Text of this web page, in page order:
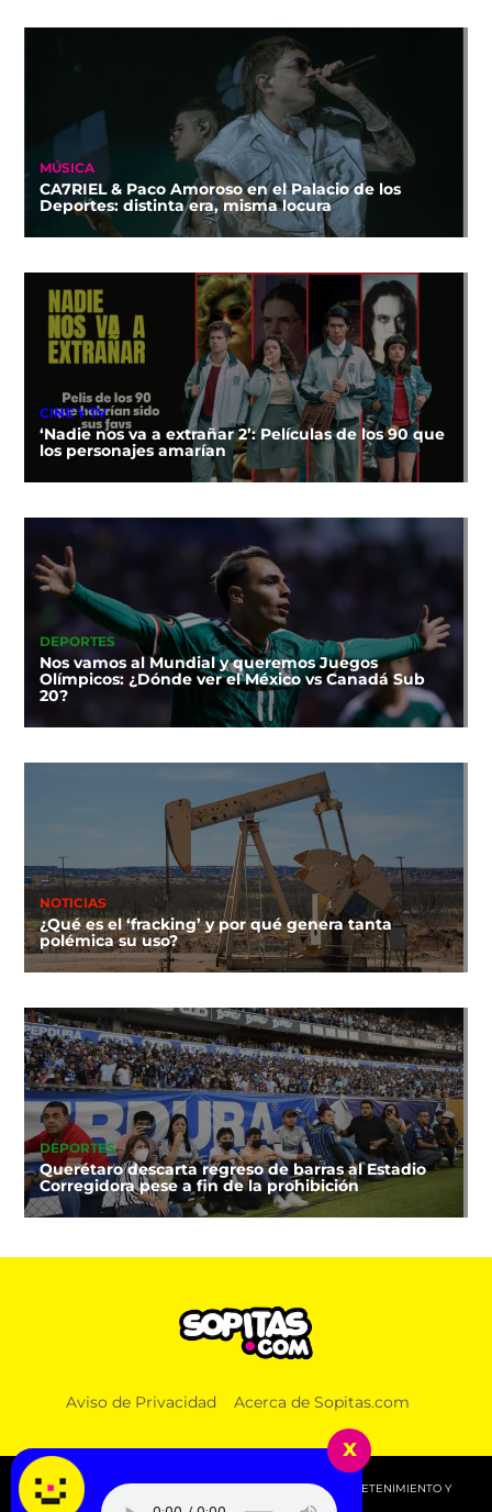
MÚSICA
CA7RIEL & Paco Amoroso en el Palacio de los
Deportes: distinta era, misma locura
CINE Y TV
‘Nadie nos va a extrañar 2’: Películas de los 90 que
los personajes amarían
DEPORTES
Nos vamos al Mundial y queremos Juegos
Olímpicos: ¿Dónde ver el México vs Canadá Sub
20?
NOTICIAS
¿Qué es el ‘fracking’ y por qué genera tanta
polémica su uso?
DEPORTES
Querétaro descarta regreso de barras al Estadio
Corregidora pese a fin de la prohibición
Aviso de Privacidad Acerca de Sopitas.com
© 2026 SOPITAS.COM - MÚSICA, NOTICIAS, DEPORTES, ENTRETENIMIENTO Y
x